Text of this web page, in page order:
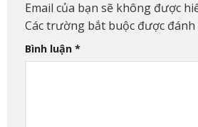
Email của bạn sẽ không được
Các trường bắt buộc được đánh
Bình luận *